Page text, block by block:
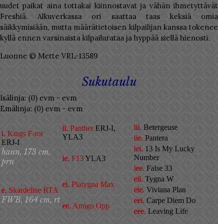
uudet paikat aina tottakai kiinnostavat ja vähän ihmetyttävät
Freshiä. Alkuverkassa ori saattaa taas keksiä omia
säikkymisiään, mutta määrätietoisen kilpailijan kanssa tokenee
kyllä ennen varsinaista kilpailurataa ja hyppää siellä hienosti.
Luonne © Mette VRL-13589
Sukutaulu
Isälinja: (0) evm - evm
Emälinja: (0) evm - evm
i. Kings F-rot
ERJ-I
hann, 173 cm,
prn
ii. PantherERJ-I,
YLA3
iii. Betergeuse
iie. Pantera
ie. F13YLA3
iei. 13 Is My Lucky
Number
iee. False 33
e. Skardeline RTA
FWB, 164 cm, rt
ei. Platygna Max
eii. Tygna W
eie. Viviana Plan
ee. Amigo Opp
eei. Carpe Diem Do
eee. Leaving Life